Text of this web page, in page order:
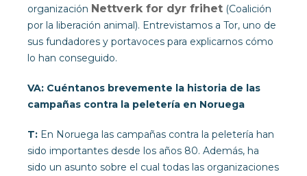
organización Nettverk for dyr frihet (Coalición
por la liberación animal). Entrevistamos a Tor, uno de
sus fundadores y portavoces para explicarnos cómo
lo han conseguido.
VA: Cuéntanos brevemente la historia de las
campañas contra la peletería en Noruega
T: En Noruega las campañas contra la peletería han
sido importantes desde los años 80. Además, ha
sido un asunto sobre el cual todas las organizaciones